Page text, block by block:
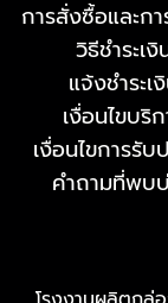
การสั่งซื้อและก
วิธีชำระเงิ
แจ้งชำระเ
เงื่อนไขบริ
เงื่อนไขการรับ
คำถามที่พบ